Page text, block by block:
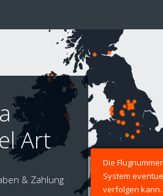
Art
& Zahlung
Die
System
verfolgen